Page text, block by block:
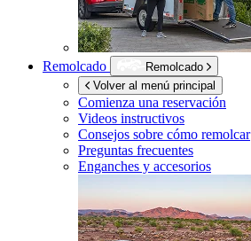
Remolcado
Remolcado
Volver al menú principal
Comienza una reservación
Videos instructivos
Consejos sobre cómo remolcar
Preguntas frecuentes
Enganches y accesorios